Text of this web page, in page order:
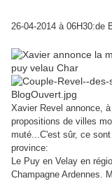
26-04-2014 à 06H30:de
Xavier Revel annonce,
propositions de villes
muté...C'est sûr, ce
province:
Le Puy en Velay en
Champagne Ardennes.